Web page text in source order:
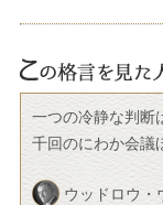
一つの冷静な判断
千回のにわか会議
ウッドロウ・